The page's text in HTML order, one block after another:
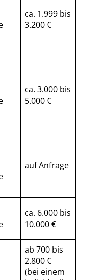
ca. 1.999 bis
3.200 €
ca. 3.000 bis
5.000 €
auf Anfrage
ca. 6.000 bis
10.000 €
ab 700 bis
2.800 €
(bei einem